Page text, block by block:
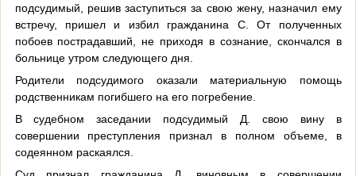
подсудимый, решив заступиться за свою жену, назначил ему
встречу, пришел и избил гражданина С. От полученных
побоев пострадавший, не приходя в сознание, скончался в
больнице утром следующего дня.
Родители подсудимого оказали материальную помощь
родственникам погибшего на его погребение.
В судебном заседании подсудимый Д. свою вину в
совершении преступления признал в полном объеме, в
содеянном раскаялся.